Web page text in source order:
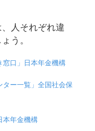
人それぞれ違
う。
窓口」日本年金機構
ター一覧」全国社会保
本年金機構